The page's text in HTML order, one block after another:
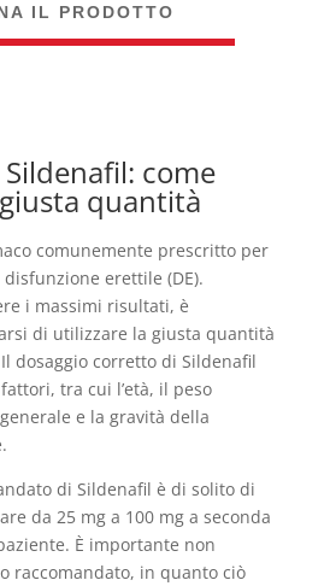
IL PRODOTTO
come
quantità
comunemente prescritto per
erettile (DE).
i massimi risultati, è
di utilizzare la giusta quantità
dosaggio corretto di Sildenafil
tra cui l’età, il peso
e la gravità della
di Sildenafil è di solito di
da 25 mg a 100 mg a seconda
È importante non
raccomandato, in quanto ciò